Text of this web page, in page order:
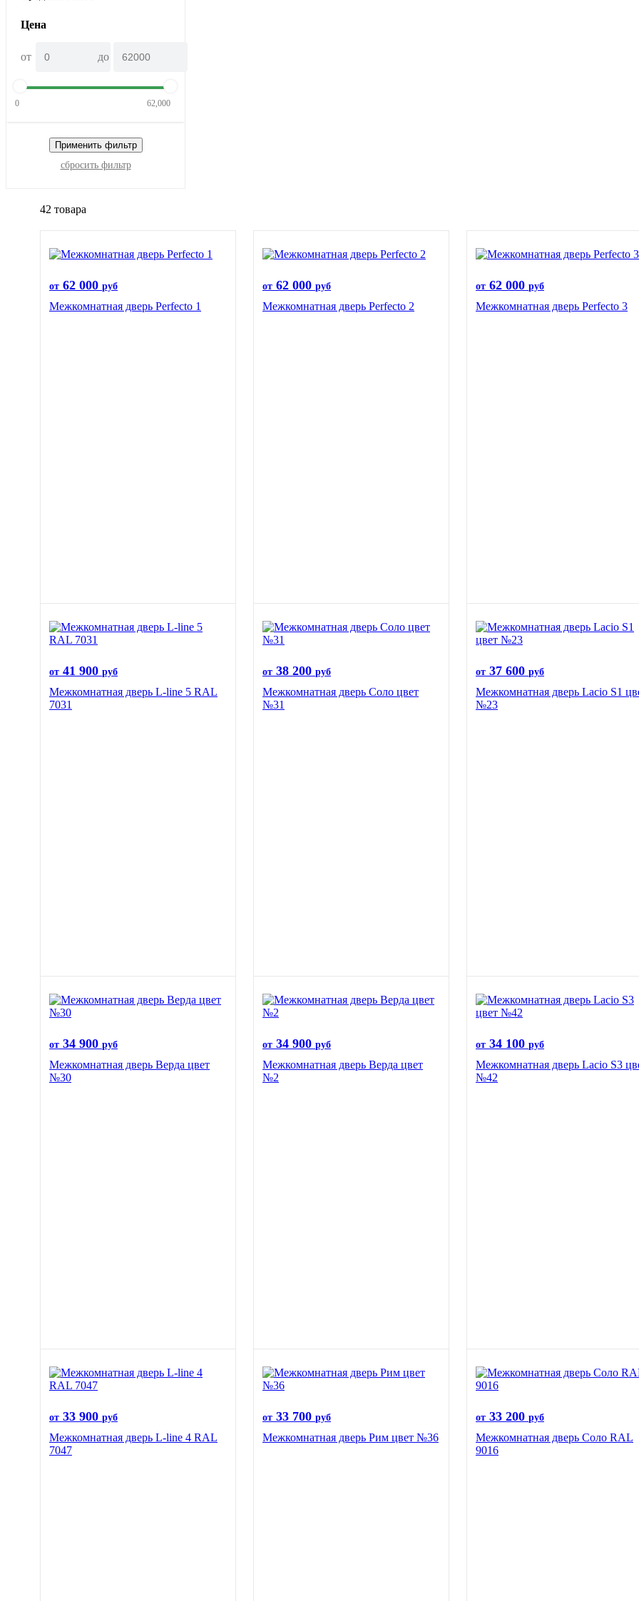
Цена
от до
0 62,000
Применить фильтр
сбросить фильтр
42 товара
от 62 000 руб
Межкомнатная дверь Perfecto 1
от 62 000 руб
Межкомнатная дверь Perfecto 2
от 62 000 руб
Межкомнатная дверь Perfecto 3
от 41 900 руб
Межкомнатная дверь L-line 5 RAL
7031
от 38 200 руб
Межкомнатная дверь Соло цвет
№31
от 37 600 руб
Межкомнатная дверь Lacio S1
№23
от 34 900 руб
Межкомнатная дверь Верда цвет
№30
от 34 900 руб
Межкомнатная дверь Верда цвет
№2
от 34 100 руб
Межкомнатная дверь Lacio S3
№42
от 33 900 руб
Межкомнатная дверь L-line 4 RAL
7047
от 33 700 руб
Межкомнатная дверь Рим цвет №36
от 33 200 руб
Межкомнатная дверь Соло RAL
9016